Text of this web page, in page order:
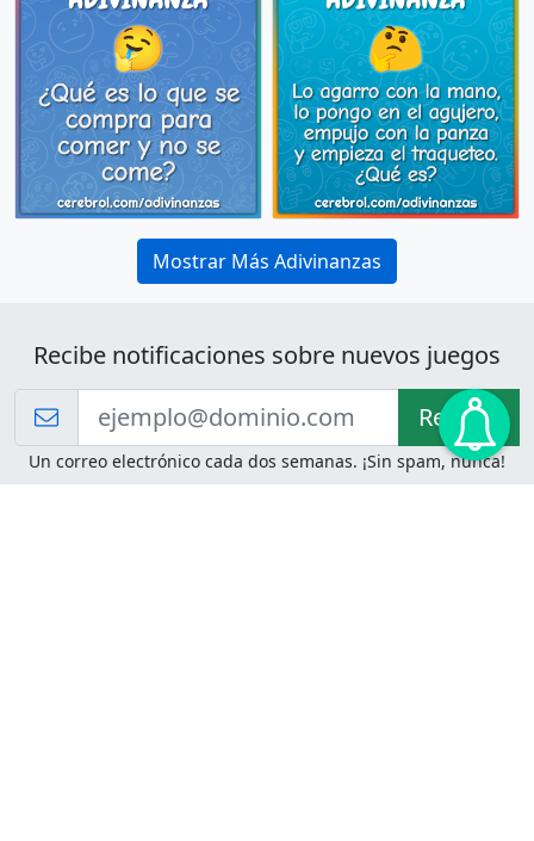
Mostrar Más Adivinanzas
Recibe notificaciones sobre nuevos juegos
Recibir!
Un correo electrónico cada dos semanas. ¡Sin spam, nunca!